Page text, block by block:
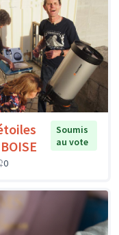
Soumis
au vote
0